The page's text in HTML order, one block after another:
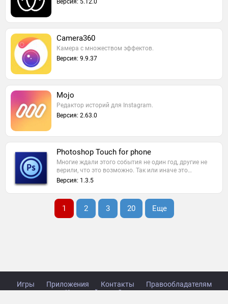
Версия: 5.12.0
Camera360
Камера с множеством эффектов.
Версия: 9.9.37
Mojo
Редактор историй для Instagram.
Версия: 2.63.0
Photoshop Touch for phone
Многие ждали этого события не один год, другие не
верили, что это возможно. Так или иначе это…
Версия: 1.3.5
1 2 3 20 Еще
Игры Приложения Контакты
Правообладателям
Карта сайта
Стол заказов